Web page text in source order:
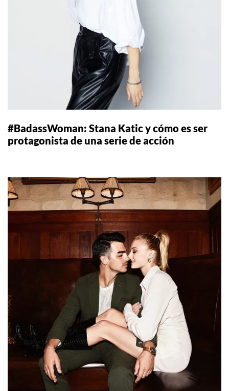
#BadassWoman: Stana Katic y cómo es ser
protagonista de una serie de acción